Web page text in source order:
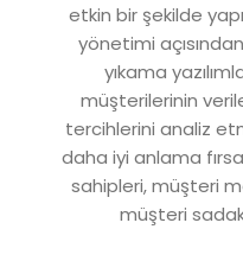
etkin bir şekilde
yönetimi
yıkama
müşterilerinin
tercihlerini analiz
daha iyi anlama
sahipleri, müşteri
müşteri